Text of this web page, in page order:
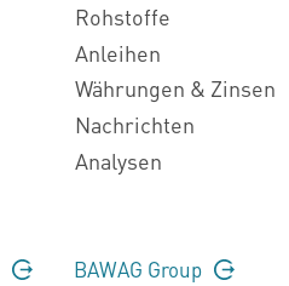
Rohstoffe
Anleihen
Währungen & Zinsen
Nachrichten
Analysen
BAWAG Group